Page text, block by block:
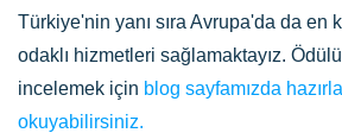
Türkiye'nin yanı sıra Avrupa'da da en
odaklı hizmetleri sağlamaktayız.
incelemek için blog sayfamızda
okuyabilirsiniz.